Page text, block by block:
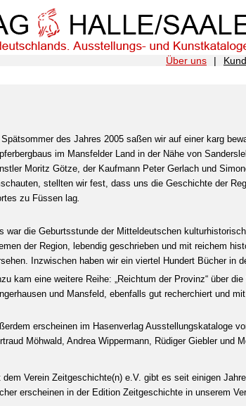
Über uns |
Spätsommer des Jahres 2005 saßen wir auf einer karg
im Mansfelder Land in der Nähe von
Moritz Götze, der Kaufmann Peter Gerlach und
stellten wir fest, dass uns die Geschichte der
zu Füssen lag.
war die Geburtsstunde der Mitteldeutschen
der Region, lebendig geschrieben und mit reichem
Inzwischen haben wir ein viertel Hundert Bücher in
kam eine weitere Reihe: „Reichtum der Provinz“ über
und Mansfeld, ebenfalls gut recherchiert und
erscheinen im Hasenverlag Ausstellungskataloge
Möhwald, Andrea Wippermann, Rüdiger Giebler und
dem Verein Zeitgeschichte(n) e.V. gibt es seit einigen
erscheinen in der Edition Zeitgeschichte in unserem